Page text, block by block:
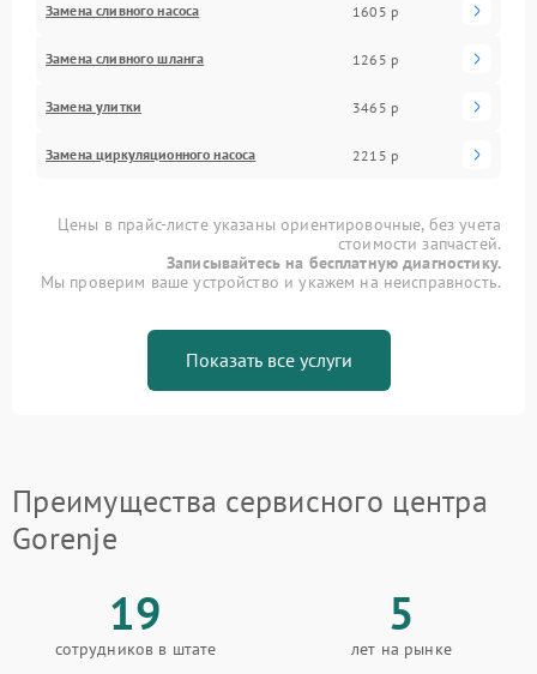
Замена сливного насоса 1605 р
Замена сливного шланга 1265 р
Замена улитки 3465 р
Замена циркуляционного насоса 2215 р
Цены в прайс-листе указаны ориентировочные, без учета
стоимости запчастей.
Записывайтесь на бесплатную диагностику.
Мы проверим ваше устройство и укажем на неисправность.
Показать все услуги
Преимущества сервисного центра
Gorenje
19
сотрудников в штате
5
лет на рынке